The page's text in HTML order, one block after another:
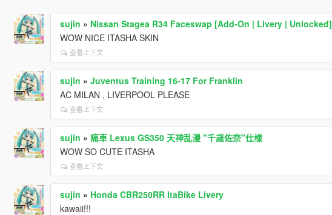
sujin » Nissan Stagea R34 Faceswap [Add-On | Livery | Unlocked]
WOW NICE ITASHA SKIN
查看上下文
sujin » Juventus Training 16-17 For Franklin
AC MILAN , LIVERPOOL PLEASE
查看上下文
sujin » 痛車 Lexus GS350 天神乱漫 "千歳佐奈"仕様
WOW SO CUTE ITASHA
查看上下文
sujin » Honda CBR250RR ItaBike Livery
kawaii!!!